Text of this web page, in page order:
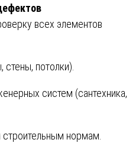
всех элементов
потолки).
систем (сантехника,
строительным нормам.